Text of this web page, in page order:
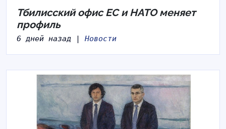
Тбилисский офис ЕС и НАТО меняет
профиль
6 дней назад | Новости